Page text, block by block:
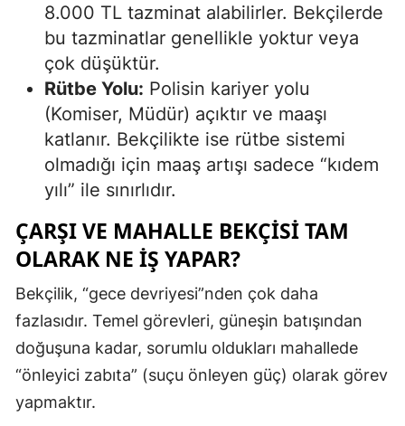
8.000 TL tazminat alabilirler. Bekçilerde
bu tazminatlar genellikle yoktur veya
çok düşüktür.
Rütbe Yolu: Polisin kariyer yolu
(Komiser, Müdür) açıktır ve maaşı
katlanır. Bekçilikte ise rütbe sistemi
olmadığı için maaş artışı sadece “kıdem
yılı” ile sınırlıdır.
ÇARŞI VE MAHALLE BEKÇISI TAM
OLARAK NE İŞ YAPAR?
Bekçilik, “gece devriyesi”nden çok daha
fazlasıdır. Temel görevleri, güneşin batışından
doğuşuna kadar, sorumlu oldukları mahallede
“önleyici zabıta” (suçu önleyen güç) olarak görev
yapmaktır.